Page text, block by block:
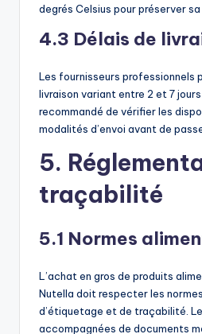
degrés Celsius pour préserver
4.3 Délais de
Les fournisseurs professionnels
livraison variant entre 2 et 7
recommandé de vérifier les
modalités d’envoi avant de
5.
traçabilité
5.1 Normes
L’achat en gros de produits
Nutella doit respecter les normes
d’étiquetage et de traçabilité.
accompagnées de documents